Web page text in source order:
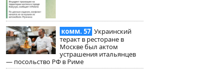
комм. 57 Украинский
теракт в ресторане в
Москве был актом
устрашения итальянцев
— посольство РФ в Риме